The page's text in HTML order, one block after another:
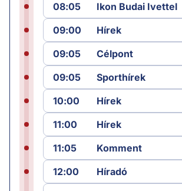
08:05
Ikon Budai Ivettel
09:00
Hírek
09:05
Célpont
09:05
Sporthírek
10:00
Hírek
11:00
Hírek
11:05
Komment
12:00
Híradó